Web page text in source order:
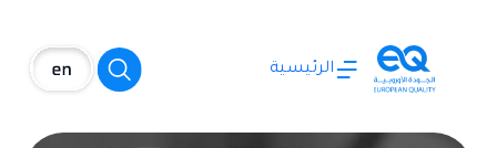
الرئيسية